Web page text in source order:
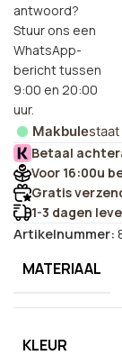
antwoord?
Stuur ons een
WhatsApp-
bericht tussen
9:00 en 20:00
uur.
Makbule
Betaal
Voor 16:00u
Gratis
1-3 dagen
Artikelnummer:
MATERIAAL
KLEUR